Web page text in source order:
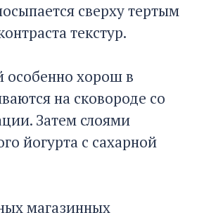
сверху тертым
текстур.
особенно хорош в
на сковороде со
Затем слоями
йогурта с сахарной
магазинных